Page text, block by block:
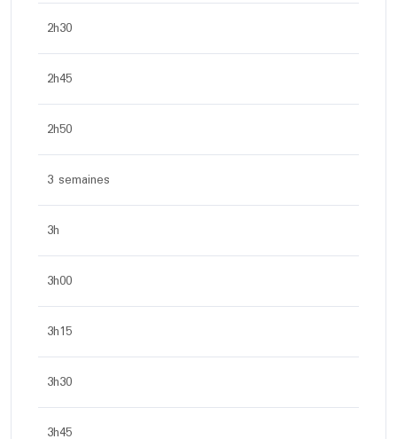
2h30
2h45
2h50
3 semaines
3h
3h00
3h15
3h30
3h45